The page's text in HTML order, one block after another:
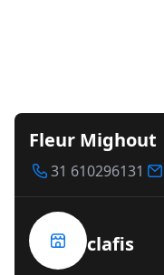
Fleur Mighout
31 610296131
clafis